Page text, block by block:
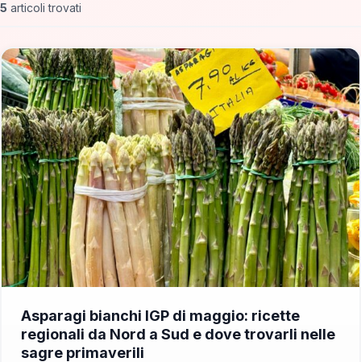
5 articoli trovati
Asparagi bianchi IGP di maggio: ricette
regionali da Nord a Sud e dove trovarli nelle
sagre primaverili